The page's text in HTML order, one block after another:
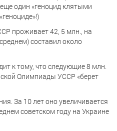
один «геноцид клятыми
проживает 42, 5 млн., на
составил около
к тому, что следующие 8 млн.
Олимпиады УССР «берет
За 10 лет оно увеличивается
советском году на Украине